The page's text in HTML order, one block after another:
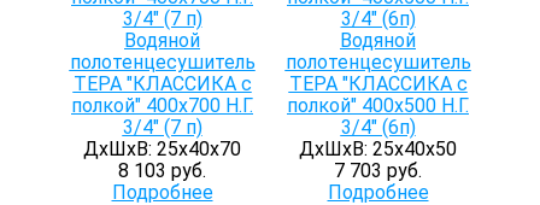
Водяной
полотенцесушитель
ТЕРА "КЛАССИКА с
полкой" 400х700 Н.Г.
3/4" (7 п)
ДхШхВ: 25х40х70
8 103 руб.
Подробнее
Водяной
полотенцесушитель
ТЕРА "КЛАССИКА с
полкой" 400х500 Н.Г.
3/4" (6п)
ДхШхВ: 25х40х50
7 703 руб.
Подробнее